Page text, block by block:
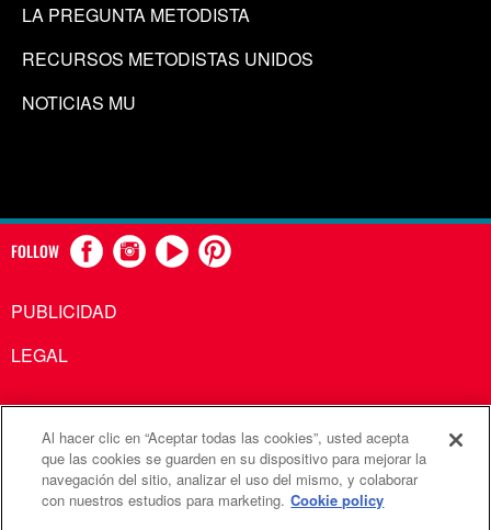
LA PREGUNTA METODISTA
RECURSOS METODISTAS UNIDOS
NOTICIAS MU
FOLLOW
PUBLICIDAD
LEGAL
Comunicaciones Metodistas Unidas es una agencia de la
Iglesia Metodista Unida
©2026Comunicaciones Metodistas Unidas. Reservados
Al hacer clic en “Aceptar todas las cookies”, usted acepta
que las cookies se guarden en su dispositivo para mejorar la
navegación del sitio, analizar el uso del mismo, y colaborar
con nuestros estudios para marketing. Cookie policy